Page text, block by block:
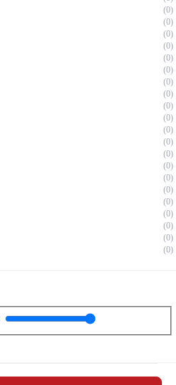
0
0
0
0
0
0
0
0
0
0
0
0
0
0
0
0
0
0
0
0
0